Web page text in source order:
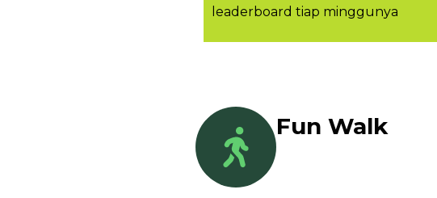
leaderboard tiap minggunya​
Fun Walk